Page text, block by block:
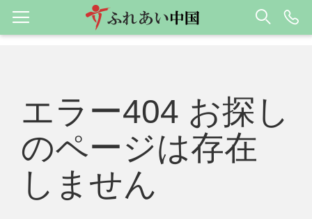
エラー404 お探し
のページは存在
しません